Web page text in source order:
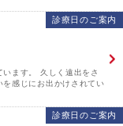
ます。 久しく遠出をさ
感じにお出かけされてい
は26日に院内研･･･
診療日のご案内
診療日のご案内